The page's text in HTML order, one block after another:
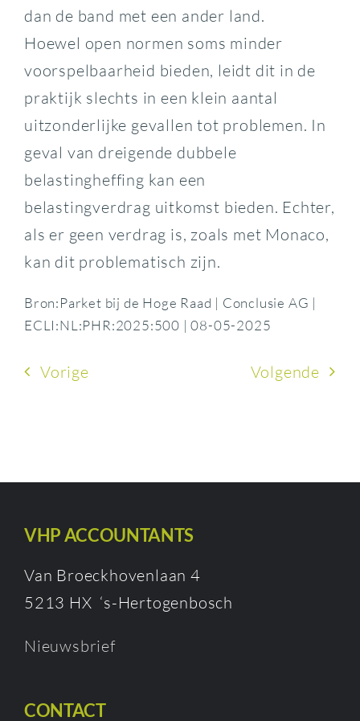
dan de band met een ander land.
Hoewel open normen soms minder
voorspelbaarheid bieden, leidt dit in de
praktijk slechts in een klein aantal
uitzonderlijke gevallen tot problemen. In
geval van dreigende dubbele
belastingheffing kan een
belastingverdrag uitkomst bieden. Echter,
als er geen verdrag is, zoals met Monaco,
kan dit problematisch zijn.
Bron:Parket bij de Hoge Raad | Conclusie AG |
ECLI:NL:PHR:2025:500 | 08-05-2025
Vorige Volgende
VHP ACCOUNTANTS
Van Broeckhovenlaan 4
5213 HX ‘s-Hertogenbosch
Nieuwsbrief
CONTACT